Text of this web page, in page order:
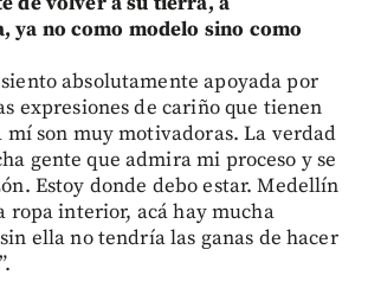
ya no como modelo sino como
absolutamente apoyada por
expresiones de cariño que tienen
mí son muy motivadoras. La verdad
gente que admira mi proceso y se
Estoy donde debo estar. Medellín
ropa interior, acá hay mucha
ella no tendría las ganas de hacer